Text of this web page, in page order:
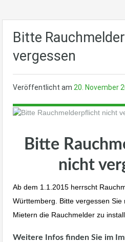
Bitte
vergessen
Veröffentlicht am 20. November
Bitte
nicht
Ab dem 1.1.2015 herrscht
Württemberg. Bitte vergessen
Mietern die Rauchmelder zu
Weitere Infos finden Sie im